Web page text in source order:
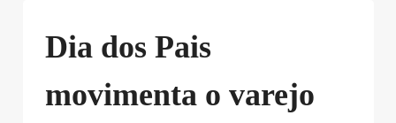
Dia dos Pais
movimenta o varejo